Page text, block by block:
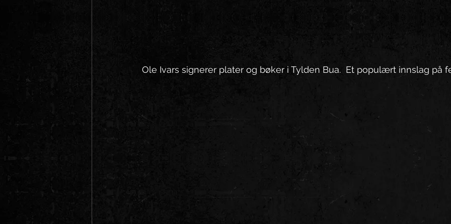
Ole Ivars signerer plater og bøker i Tylden Bua.  Et populært innslag på